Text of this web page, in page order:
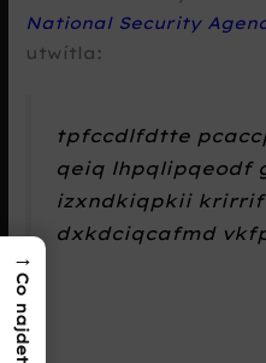
National Security
utwítla:
tpfccdlfdtte
qeiq lhpqlipqeodf
izxndkiqpkii
dxkdciqcafmd
→